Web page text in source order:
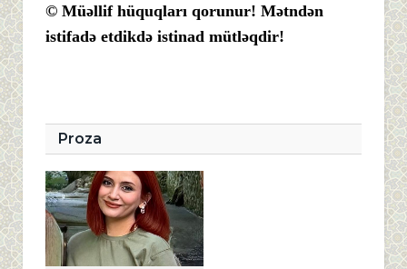
© Müəllif hüquqları qorunur! Mətndən
istifadə etdikdə istinad mütləqdir!
Proza